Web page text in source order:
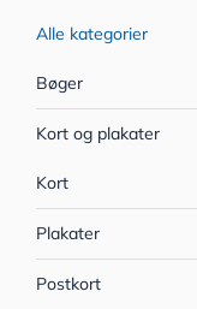
Alle kategorier
Bøger
Kort og plakater
Kort
Plakater
Postkort